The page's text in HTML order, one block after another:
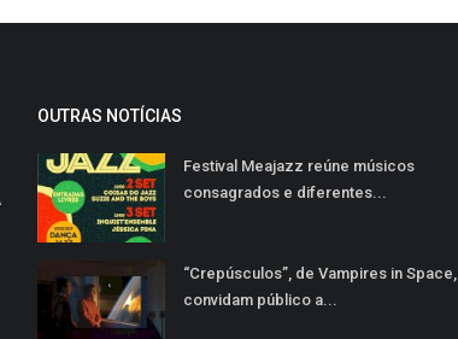
OUTRAS NOTÍCIAS
Festival Meajazz reúne músicos
consagrados e diferentes...
“Crepúsculos”, de Vampires in Space,
convidam público a...